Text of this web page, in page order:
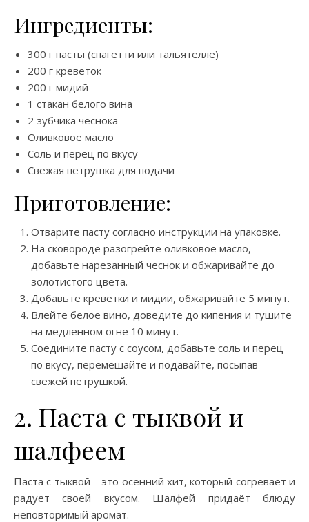
Ингредиенты:
300 г пасты (спагетти или тальятелле)
200 г креветок
200 г мидий
1 стакан белого вина
2 зубчика чеснока
Оливковое масло
Соль и перец по вкусу
Свежая петрушка для подачи
Приготовление:
Отварите пасту согласно инструкции на упаковке.
На сковороде разогрейте оливковое масло,
добавьте нарезанный чеснок и обжаривайте до
золотистого цвета.
Добавьте креветки и мидии, обжаривайте 5 минут.
Влейте белое вино, доведите до кипения и тушите
на медленном огне 10 минут.
Соедините пасту с соусом, добавьте соль и перец
по вкусу, перемешайте и подавайте, посыпав
свежей петрушкой.
2. Паста с тыквой и
шалфеем
Паста с тыквой – это осенний хит, который согревает и
радует своей вкусом. Шалфей придаёт блюду
неповторимый аромат.